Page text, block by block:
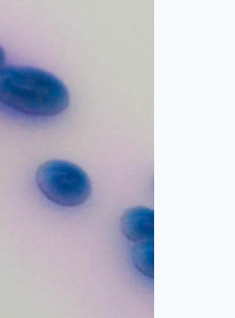
11/ctropicalis-
height="300"
Candida plus
Candida
/>